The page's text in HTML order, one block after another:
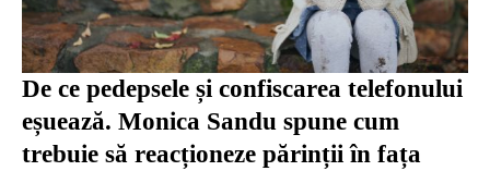
De ce pedepsele și confiscarea telefonului
eșuează. Monica Sandu spune cum
trebuie să reacționeze părinții în fața